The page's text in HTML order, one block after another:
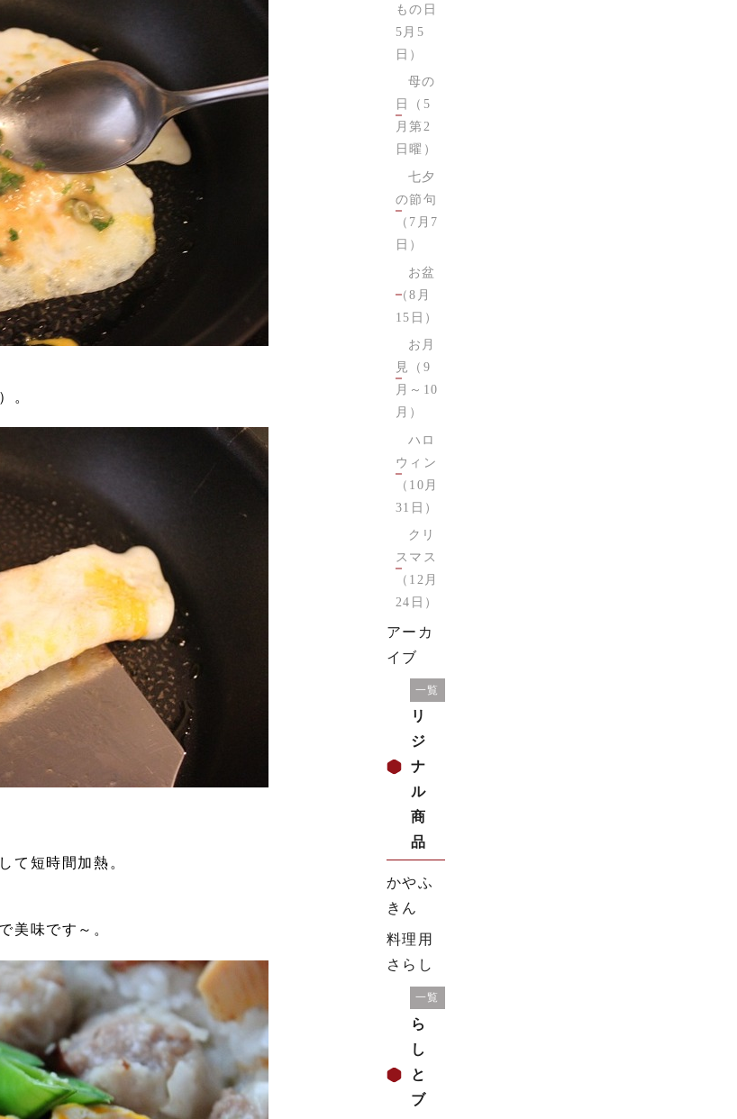
。
て短時間加熱。
美味です～。
もの日
5月5
日）
母の
日（5
月第2
日曜）
七夕
の節句
（7月7
日）
お盆
（8月
15日）
お月
見（9
月～10
月）
ハロ
ウィン
（10月
31日）
クリ
スマス
（12月
24日）
アーカ
イブ
オ
リ
ジ
ナ
ル
商
品
一覧
かやふ
きん
料理用
さらし
暮
ら
し
と
ブ
一覧